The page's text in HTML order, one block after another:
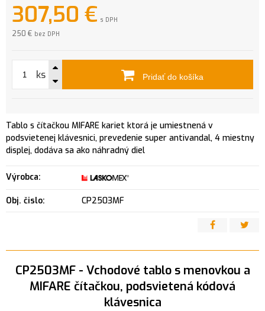
307,50 € s DPH
250 € bez DPH
ks Pridať do košíka
Tablo s čítačkou MIFARE kariet ktorá je umiestnená v
podsvietenej klávesnici, prevedenie super antivandal, 4 miestny
displej, dodáva sa ako náhradný diel
Výrobca:
Obj. čislo: CP2503MF
CP2503MF - Vchodové tablo s menovkou a
MIFARE čítačkou, podsvietená kódová
klávesnica